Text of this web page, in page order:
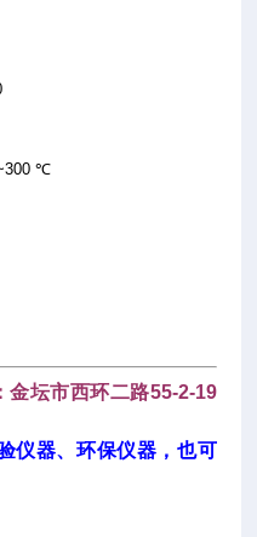
℃
坛市西环二路55-2-19
仪器、环保仪器，也可